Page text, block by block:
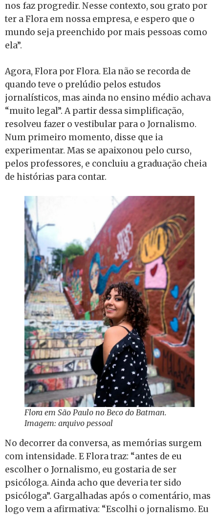
nos faz progredir. Nesse contexto, sou grato por
ter a Flora em nossa empresa, e espero que o
mundo seja preenchido por mais pessoas como
ela”.
Agora, Flora por Flora. Ela não se recorda de
quando teve o prelúdio pelos estudos
jornalísticos, mas ainda no ensino médio achava
“muito legal”. A partir dessa simplificação,
resolveu fazer o vestibular para o Jornalismo.
Num primeiro momento, disse que ia
experimentar. Mas se apaixonou pelo curso,
pelos professores, e concluiu a graduação cheia
de histórias para contar.
Flora em São Paulo no Beco do Batman.
Imagem: arquivo pessoal
No decorrer da conversa, as memórias surgem
com intensidade. E Flora traz: “antes de eu
escolher o Jornalismo, eu gostaria de ser
psicóloga. Ainda acho que deveria ter sido
psicóloga”. Gargalhadas após o comentário, mas
logo vem a afirmativa: “Escolhi o jornalismo. Eu